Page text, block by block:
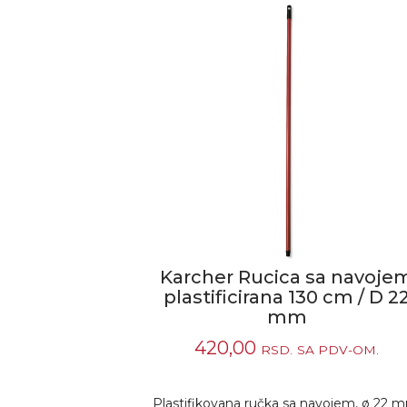
Karcher Rucica sa
plastificirana 130 cm / D
mm
420,00 RSD. SA PDV-OM.
Plastifikovana ručka sa navojem, ø 22